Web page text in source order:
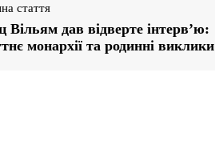
стаття
Вільям дав відверте інтерв’ю:
монархії та родинні виклики